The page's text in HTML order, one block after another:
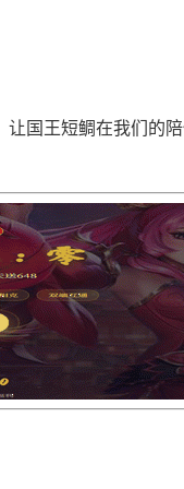
国王短鲷在我们的陪